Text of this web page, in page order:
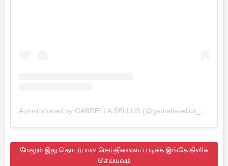
மேலும் இது தொடர்பான செய்திகளைப் படிக்க இங்கே கிளிக்
செய்யவும்